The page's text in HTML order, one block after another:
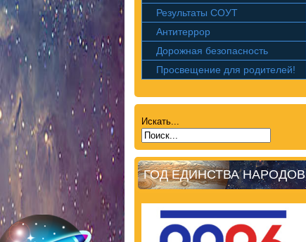
Результаты СОУТ
Антитеррор
Дорожная безопасность
Просвещение для родителей!
Искать...
ГОД ЕДИНСТВА НАРОДОВ